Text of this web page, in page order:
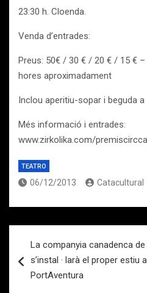
23:30 h. Cloenda.
Venda d’entrades:
Preus: 50€ / 30 € / 20 € / 15 €
hores aproximadament
Inclou aperitiu-sopar i beguda a
Més informació i entrades:
www.zirkolika.com/
TEATRO
06/12/2013 Catacultural
de
entradas
La companyia canadenca
s’instal · larà el proper estiu
PortAventura